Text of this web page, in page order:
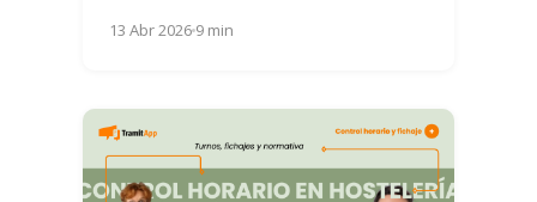
legislación...
13 Abr 20269 min